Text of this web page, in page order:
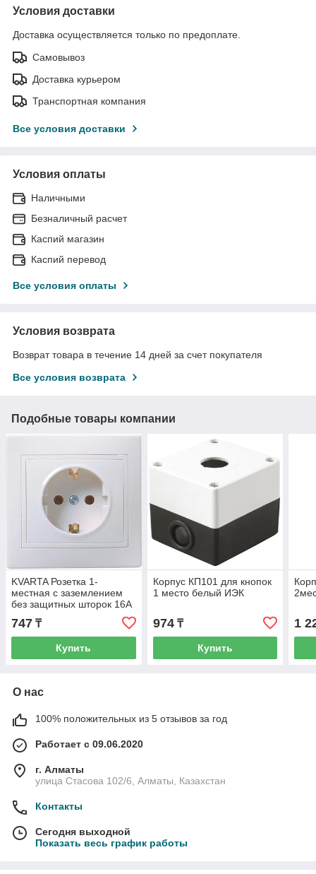
Условия доставки
Доставка осуществляется только по предоплате.
Самовывоз
Доставка курьером
Транспортная компания
Все условия доставки
Условия оплаты
Наличными
Безналичный расчет
Каспий магазин
Каспий перевод
Все условия оплаты
Условия возврата
Возврат товара в течение 14 дней за счет покупателя
Все условия возврата
Подобные товары компании
KVARTA Розетка 1-
местная с заземлением
без защитных шторок 16А
керамика РС10-3-КБ
белый ИЭК
747 ₸
Купить
Корпус КП101 для кнопок
1 место белый ИЭК
974₸
Купить
1
О нас
100% положительных из 5 отзывов за год
Работает с 09.06.2020
г. Алматы
улица Стасова 102/6, Алматы, Казахстан
Контакты
Сегодня выходной
Показать весь график работы